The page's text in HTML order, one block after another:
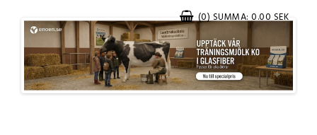
(0) SUMMA: 0.00 SEK